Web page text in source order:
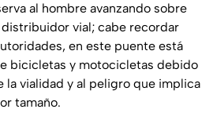
al hombre avanzando sobre
vial; cabe recordar
en este puente está
bicicletas y motocicletas debido
la vialidad y al peligro que implica
tamaño.